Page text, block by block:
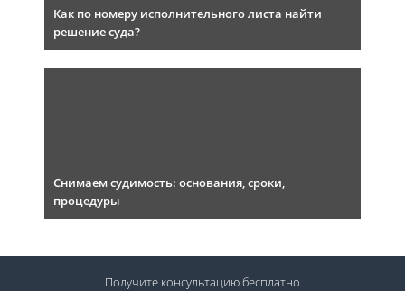
Как по номеру исполнительного листа найти
решение суда?
Снимаем судимость: основания, сроки,
процедуры
Получите консультациюбесплатно